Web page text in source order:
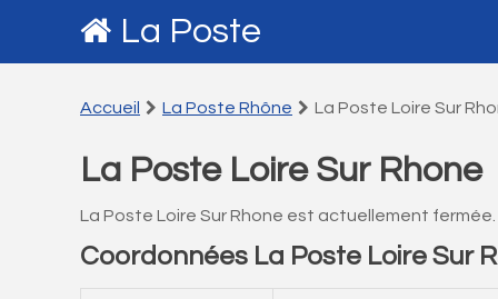
La Poste
Accueil La Poste Rhône La Poste Loire Sur
La Poste Loire Sur Rhone
La Poste Loire Sur Rhone est actuellement fermée.
Coordonnées La Poste Loire Sur